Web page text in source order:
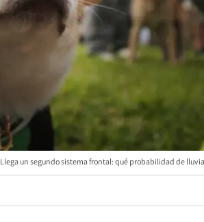
Llega un segundo sistema frontal: qué probabilidad de